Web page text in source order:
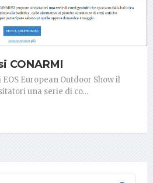
CONARMI
European Outdoor Show il
una serie di co…